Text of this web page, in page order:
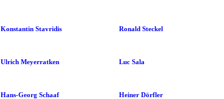
Konstantin Stavridis Ronald Steckel
Ulrich Meyerratken Luc Sala
Hans-Georg Schaaf Heiner Dörfler